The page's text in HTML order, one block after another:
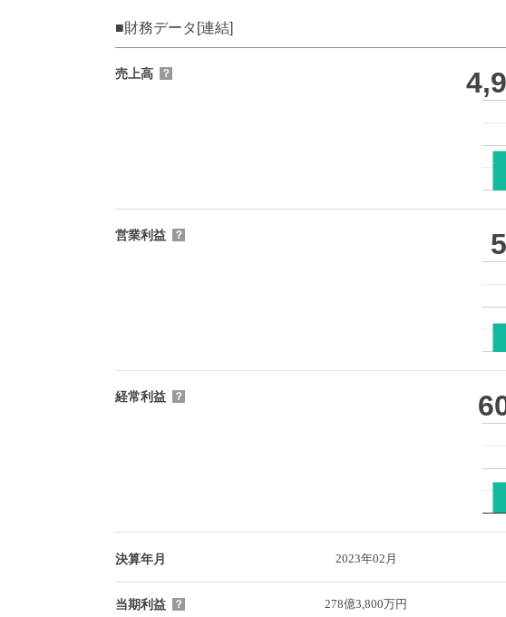
■財務データ[連結]
売上高 ？
営業利益 ？
経常利益 ？
決算年月 2023年02月
当期利益 ？ 278億3,800万円